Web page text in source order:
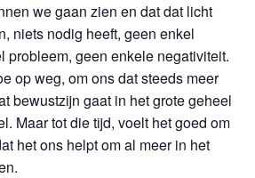
we gaan zien en dat dat licht
niets nodig heeft, geen enkel
probleem, geen enkele negativiteit.
op weg, om ons dat steeds meer
bewustzijn gaat in het grote geheel
Maar tot die tijd, voelt het goed om
het ons helpt om al meer in het